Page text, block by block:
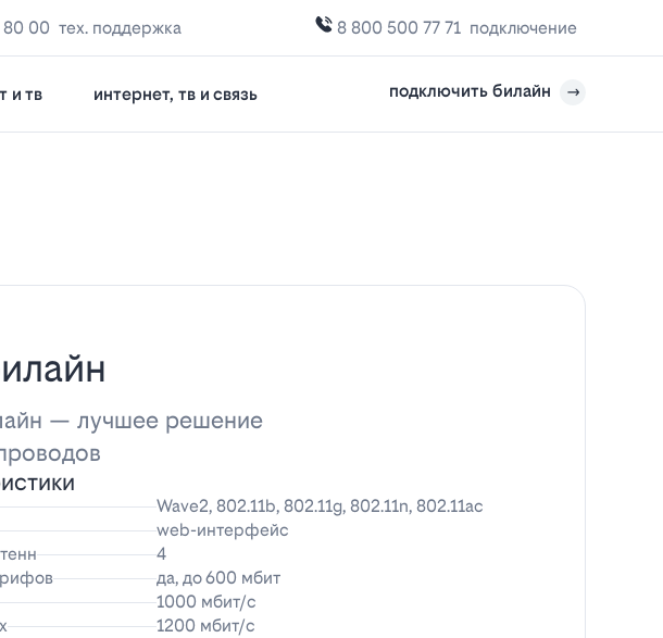
00 тех. поддержка 8 800 500 77 71 подключение
и тв интернет, тв и связь подключить билайн
— лучшее решение
Wave2, 802.11b, 802.11g, 802.11n, 802.11ac
web-интерфейс
4
да, до 600 мбит
1000 мбит/с
1200 мбит/с